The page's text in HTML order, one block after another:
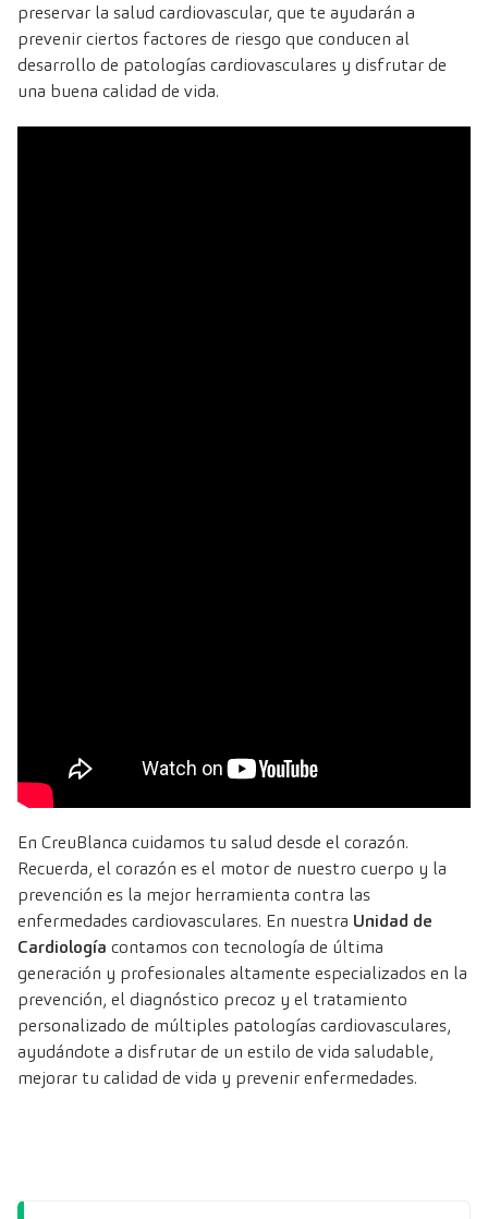
preservar la salud cardiovascular, que te ayudarán a
prevenir ciertos factores de riesgo que conducen al
desarrollo de patologías cardiovasculares y disfrutar de
una buena calidad de vida.
En CreuBlanca cuidamos tu salud desde el corazón.
Recuerda, el corazón es el motor de nuestro cuerpo y la
prevención es la mejor herramienta contra las
enfermedades cardiovasculares. En nuestra Unidad de
Cardiología contamos con tecnología de última
generación y profesionales altamente especializados en la
prevención, el diagnóstico precoz y el tratamiento
personalizado de múltiples patologías cardiovasculares,
ayudándote a disfrutar de un estilo de vida saludable,
mejorar tu calidad de vida y prevenir enfermedades.